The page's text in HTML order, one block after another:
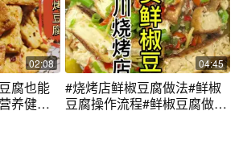
02:08
腐也能
养健康
04:45
#烧烤店鲜椒豆腐做法#鲜椒
豆腐操作流程#鲜椒豆腐做法